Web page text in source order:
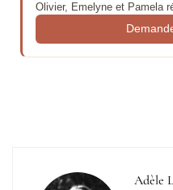
Olivier, Emelyne et Pamela
Adèle